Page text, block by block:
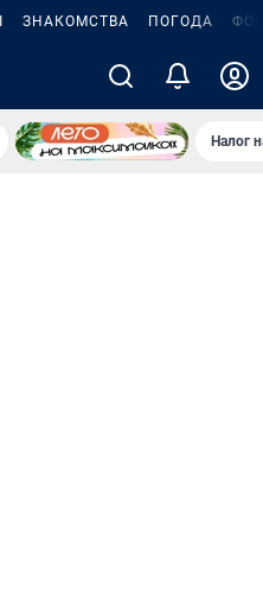
ЗНАКОМСТВА ПОГОДА
Налог